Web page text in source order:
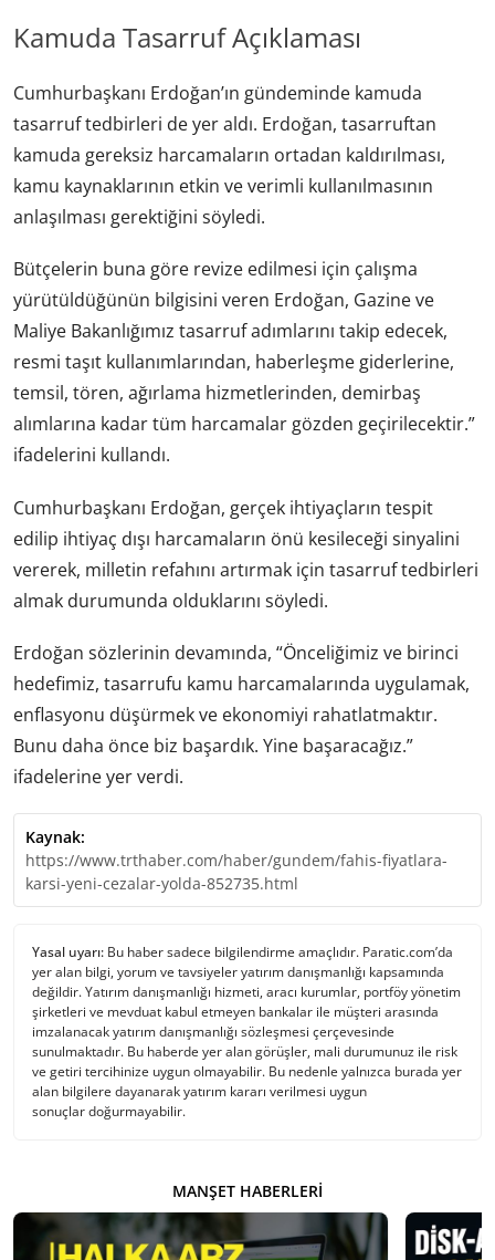
Kamuda Tasarruf Açıklaması
Cumhurbaşkanı Erdoğan’ın gündeminde kamuda
tasarruf tedbirleri de yer aldı. Erdoğan, tasarruftan
kamuda gereksiz harcamaların ortadan kaldırılması,
kamu kaynaklarının etkin ve verimli kullanılmasının
anlaşılması gerektiğini söyledi.
Bütçelerin buna göre revize edilmesi için çalışma
yürütüldüğünün bilgisini veren Erdoğan, Gazine ve
Maliye Bakanlığımız tasarruf adımlarını takip edecek,
resmi taşıt kullanımlarından, haberleşme giderlerine,
temsil, tören, ağırlama hizmetlerinden, demirbaş
alımlarına kadar tüm harcamalar gözden geçirilecektir.”
ifadelerini kullandı.
Cumhurbaşkanı Erdoğan, gerçek ihtiyaçların tespit
edilip ihtiyaç dışı harcamaların önü kesileceği sinyalini
vererek, milletin refahını artırmak için tasarruf tedbirleri
almak durumunda olduklarını söyledi.
Erdoğan sözlerinin devamında, “Önceliğimiz ve birinci
hedefimiz, tasarrufu kamu harcamalarında uygulamak,
enflasyonu düşürmek ve ekonomiyi rahatlatmaktır.
Bunu daha önce biz başardık. Yine başaracağız.”
ifadelerine yer verdi.
Kaynak:
https://www.trthaber.com/haber/gundem/fahis-fiyatlara-
karsi-yeni-cezalar-yolda-852735.html
Yasal uyarı: Bu haber sadece bilgilendirme amaçlıdır. Paratic.com’da
yer alan bilgi, yorum ve tavsiyeler yatırım danışmanlığı kapsamında
değildir. Yatırım danışmanlığı hizmeti, aracı kurumlar, portföy yönetim
şirketleri ve mevduat kabul etmeyen bankalar ile müşteri arasında
imzalanacak yatırım danışmanlığı sözleşmesi çerçevesinde
sunulmaktadır. Bu haberde yer alan görüşler, mali durumunuz ile risk
ve getiri tercihinize uygun olmayabilir. Bu nedenle yalnızca burada yer
alan bilgilere dayanarak yatırım kararı verilmesi uygun
sonuçlar doğurmayabilir.
MANŞET HABERLERI